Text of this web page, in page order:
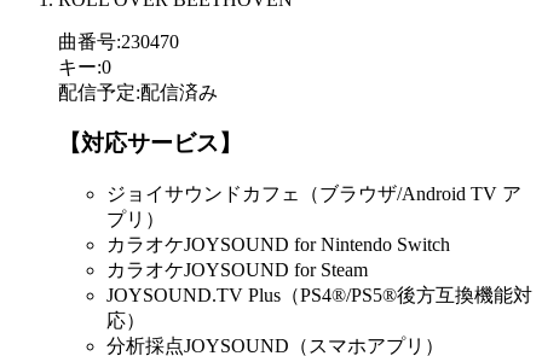
曲番号:230470
キー:0
配信予定:配信済み
【対応サービス】
ジョイサウンドカフェ（ブラウザ/Android TV ア
プリ）
カラオケJOYSOUND for Nintendo Switch
カラオケJOYSOUND for Steam
JOYSOUND.TV Plus（PS4®/PS5®後方互換機能対
応）
分析採点JOYSOUND（スマホアプリ）